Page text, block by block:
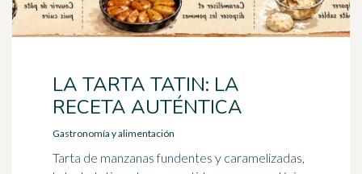
LA TARTA TATIN: LA
RECETA AUTÉNTICA
Gastronomía y alimentación
Tarta de manzanas fundentes y caramelizadas,